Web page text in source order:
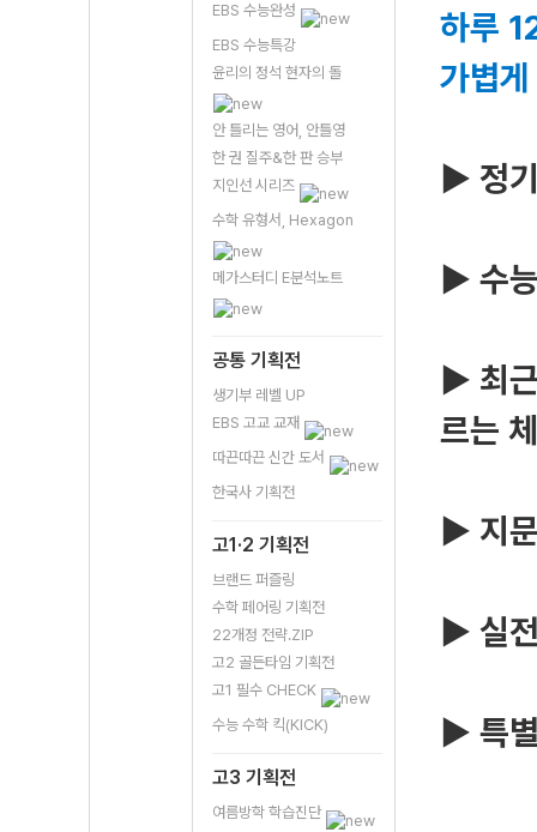
EBS 수능완성
EBS 수능특강
윤리의 정석 현자의 돌
안 틀리는 영어, 안틀영
한 권 질주&한 판 승부
지인선 시리즈
수학 유형서, Hexagon
메가스터디 E분석노트
공통 기획전
생기부 레벨 UP
EBS 고교 교재
따끈따끈 신간 도서
한국사 기획전
고1·2 기획전
브랜드 퍼즐링
수학 페어링 기획전
22개정 전략.ZIP
고2 골든타임 기획전
고1 필수 CHECK
수능 수학 킥(KICK)
고3 기획전
여름방학 학습진단
하루
가볍
▶ 정
▶ 수
▶ 최
르는
▶ 지
▶ 실
▶ 특